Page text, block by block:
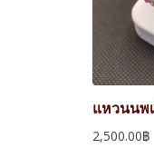
แหวนนพ
2,500.00฿